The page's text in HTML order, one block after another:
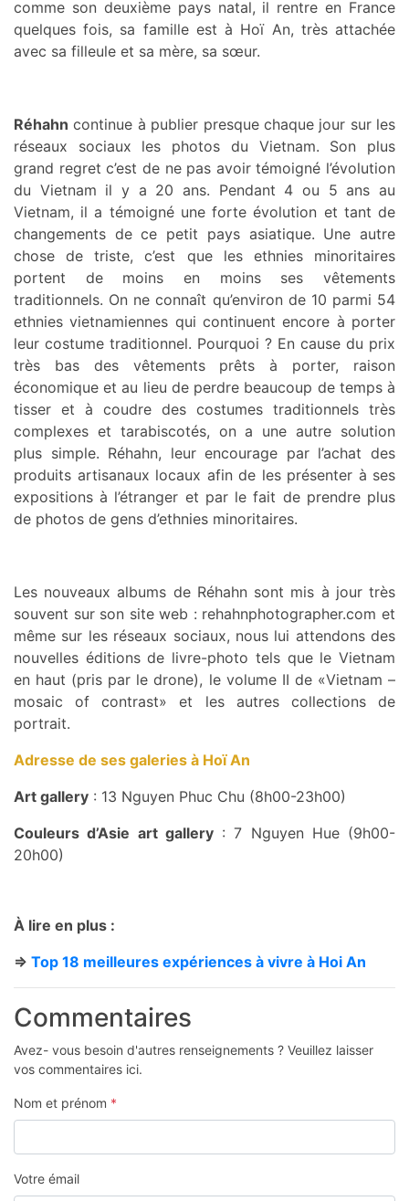
comme son deuxième pays natal, il rentre en France
quelques fois, sa famille est à Hoï An, très attachée
avec sa filleule et sa mère, sa sœur.
Réhahn continue à publier presque chaque jour sur les
réseaux sociaux les photos du Vietnam. Son plus
grand regret c’est de ne pas avoir témoigné l’évolution
du Vietnam il y a 20 ans. Pendant 4 ou 5 ans au
Vietnam, il a témoigné une forte évolution et tant de
changements de ce petit pays asiatique. Une autre
chose de triste, c’est que les ethnies minoritaires
portent de moins en moins ses vêtements
traditionnels. On ne connaît qu’environ de 10 parmi 54
ethnies vietnamiennes qui continuent encore à porter
leur costume traditionnel. Pourquoi ? En cause du prix
très bas des vêtements prêts à porter, raison
économique et au lieu de perdre beaucoup de temps à
tisser et à coudre des costumes traditionnels très
complexes et tarabiscotés, on a une autre solution
plus simple. Réhahn, leur encourage par l’achat des
produits artisanaux locaux afin de les présenter à ses
expositions à l’étranger et par le fait de prendre plus
de photos de gens d’ethnies minoritaires.
Les nouveaux albums de Réhahn sont mis à jour très
souvent sur son site web : rehahnphotographer.com et
même sur les réseaux sociaux, nous lui attendons des
nouvelles éditions de livre-photo tels que le Vietnam
en haut (pris par le drone), le volume II de «Vietnam –
mosaic of contrast» et les autres collections de
portrait.
Adresse de ses galeries à Hoï An
Art gallery : 13 Nguyen Phuc Chu (8h00-23h00)
Couleurs d’Asie art gallery: 7 Nguyen Hue (9h00-
20h00)
À lire en plus :
=> Top 18 meilleures expériences à vivre à Hoi An
Commentaires
Avez- vous besoin d'autres renseignements ? Veuillez laisser
vos commentaires ici.
Nom et prénom *
Votre émail